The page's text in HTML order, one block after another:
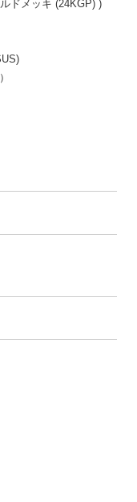
ドメッキ (24KGP) )